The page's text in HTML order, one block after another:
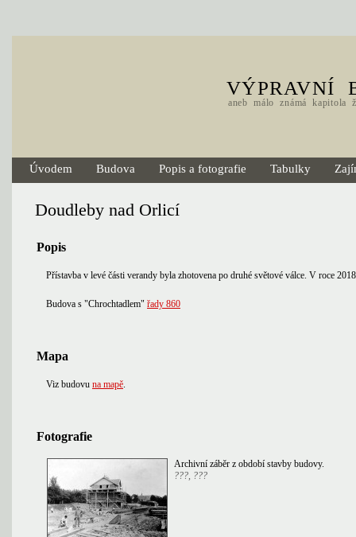
VÝPRAVNÍ
aneb málo známá kapitola
Úvodem Budova Popis a fotografie Tabulky
Doudleby nad Orlicí
Popis
Přístavba v levé části verandy byla zhotovena po druhé světové válce. V roce
Budova s "Chrochtadlem" řady 860
Mapa
Viz budovu na mapě.
Fotografie
Archivní záběr z období stavby budovy.
???, ???